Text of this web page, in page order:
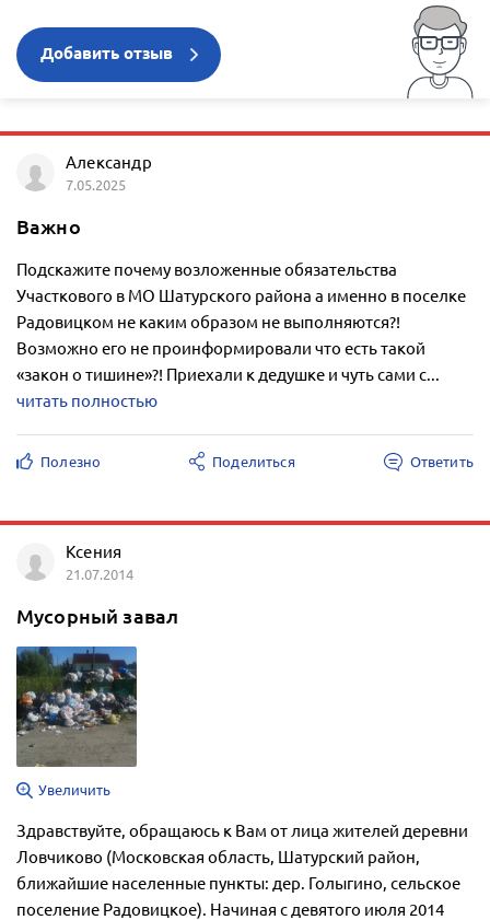
Добавить отзыв
Александр
7.05.2025
Важно
Подскажите почему возложенные обязательства
Участкового в МО Шатурского района а именно в поселке
Радовицком не каким образом не выполняются?!
Возможно его не проинформировали что есть такой
«закон о тишине»?! Приехали к дедушке и чуть сами с...
читать полностью
Полезно Поделиться Ответить
Ксения
21.07.2014
Мусорный завал
Увеличить
Здравствуйте, обращаюсь к Вам от лица жителей деревни
Ловчиково (Московская область, Шатурский район,
ближайшие населенные пункты: дер. Голыгино, сельское
поселение Радовицкое). Начиная с девятого июля 2014